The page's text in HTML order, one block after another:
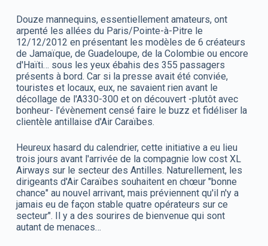
Douze mannequins, essentiellement amateurs, ont
arpenté les allées du Paris/Pointe-à-Pitre le
12/12/2012 en présentant les modèles de 6 créateurs
de Jamaïque, de Guadeloupe, de la Colombie ou encore
d'Haïti… sous les yeux ébahis des 355 passagers
présents à bord. Car si la presse avait été conviée,
touristes et locaux, eux, ne savaient rien avant le
décollage de l'A330-300 et on découvert -plutôt avec
bonheur- l'évènement censé faire le buzz et fidéliser la
clientèle antillaise d'Air Caraïbes.
Heureux hasard du calendrier, cette initiative a eu lieu
trois jours avant l'arrivée de la compagnie low cost XL
Airways sur le secteur des Antilles. Naturellement, les
dirigeants d'Air Caraïbes souhaitent en chœur "bonne
chance" au nouvel arrivant, mais préviennent qu'il n'y a
jamais eu de façon stable quatre opérateurs sur ce
secteur". Il y a des sourires de bienvenue qui sont
autant de menaces…